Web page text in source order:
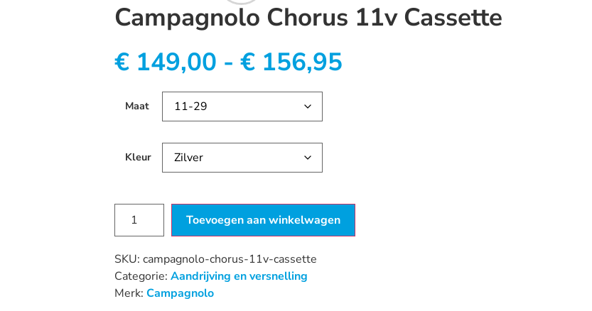
Campagnolo Chorus 11v Cassette
€ 149,00 - € 156,95
Maat
Kleur
Toevoegen aan winkelwagen
SKU: campagnolo-chorus-11v-cassette
Categorie: Aandrijving en versnelling
Merk: Campagnolo